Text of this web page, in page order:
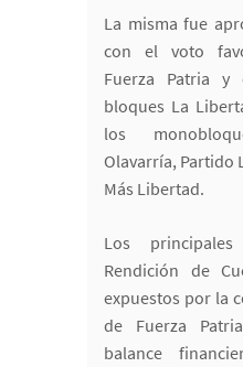
La misma fue
con el voto
Fuerza Patria
bloques La
los
Olavarría, Partido
Más Libertad.
Los
Rendición de
expuestos por la
de Fuerza
balance